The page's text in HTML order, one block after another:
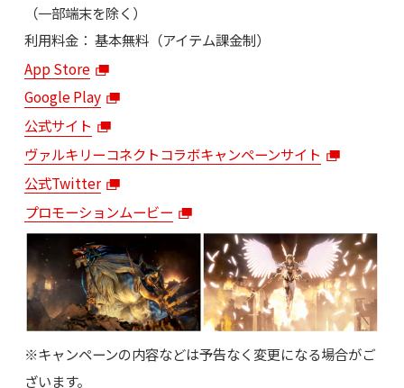
（一部端末を除く）
利用料金： 基本無料（アイテム課金制）
App Store
Google Play
公式サイト
ヴァルキリーコネクトコラボキャンペーンサイト
公式Twitter
プロモーションムービー
※キャンペーンの内容などは予告なく変更になる場合がご
ざいます。